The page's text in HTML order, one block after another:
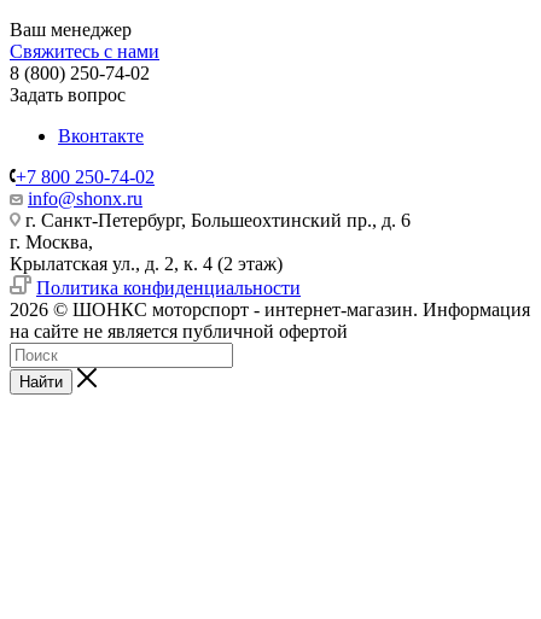
Ваш менеджер
Свяжитесь с нами
8 (800) 250-74-02
Задать вопрос
Вконтакте
+7 800 250-74-02
info@shonx.ru
г. Санкт-Петербург, Большеохтинский пр., д. 6
г. Москва,
Крылатская ул., д. 2, к. 4 (2 этаж)
Политика конфиденциальности
2026 © ШОНКС моторспорт - интернет-магазин. Информация
на сайте не является публичной офертой
Найти